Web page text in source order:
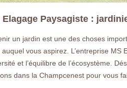
Elagage Paysagiste :
un jardin est une des choses
auquel vous aspirez. L’entreprise
et l’équilibre de l’écosystème.
dans la Champcenest pour vous